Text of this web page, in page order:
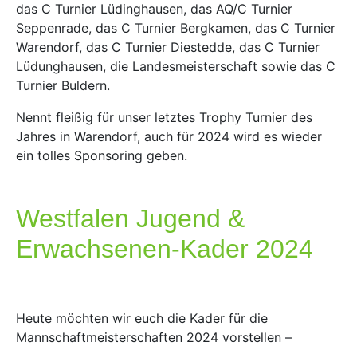
das C Turnier Lüdinghausen, das AQ/C Turnier
Seppenrade, das C Turnier Bergkamen, das C Turnier
Warendorf, das C Turnier Diestedde, das C Turnier
Lüdunghausen, die Landesmeisterschaft sowie das C
Turnier Buldern.
Nennt fleißig für unser letztes Trophy Turnier des
Jahres in Warendorf, auch für 2024 wird es wieder
ein tolles Sponsoring geben.
Westfalen Jugend &
Erwachsenen-Kader 2024
Heute möchten wir euch die Kader für die
Mannschaftmeisterschaften 2024 vorstellen –